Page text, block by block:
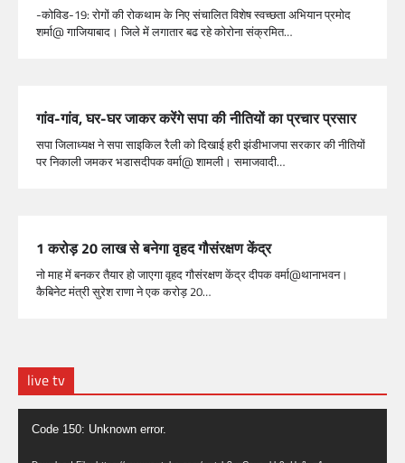
-कोविड-19: रोगों की रोकथाम के निए संचालित विशेष स्वच्छता अभियान प्रमोद
शर्मा@ गाजियाबाद। जिले में लगातार बढ रहे कोरोना संक्रमित…
गांव-गांव, घर-घर जाकर करेंगे सपा की नीतियों का प्रचार प्रसार
सपा जिलाध्यक्ष ने सपा साइकिल रैली को दिखाई हरी झंडीभाजपा सरकार की नीतियों
पर निकाली जमकर भडासदीपक वर्मा@ शामली। समाजवादी…
1 करोड़ 20 लाख से बनेगा वृहद गौसंरक्षण केंद्र
नो माह में बनकर तैयार हो जाएगा वृहद गौसंरक्षण केंद्र दीपक वर्मा@थानाभवन।
कैबिनेट मंत्री सुरेश राणा ने एक करोड़ 20…
live tv
Video
Player
Code 150: Unknown error.